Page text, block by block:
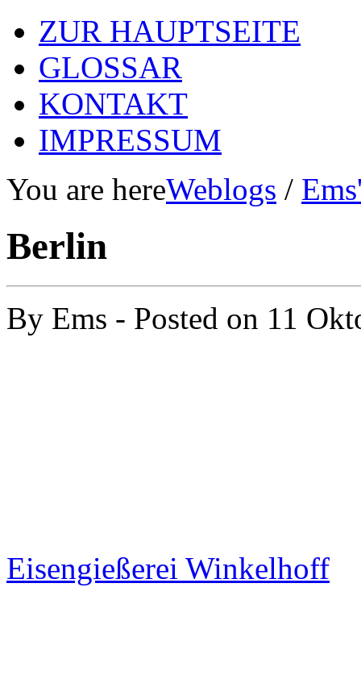
ZUR HAUPTSEITE
GLOSSAR
KONTAKT
IMPRESSUM
You are hereWeblogs /
Berlin
By Ems - Posted on 11
Eisengießerei Winkelhoff